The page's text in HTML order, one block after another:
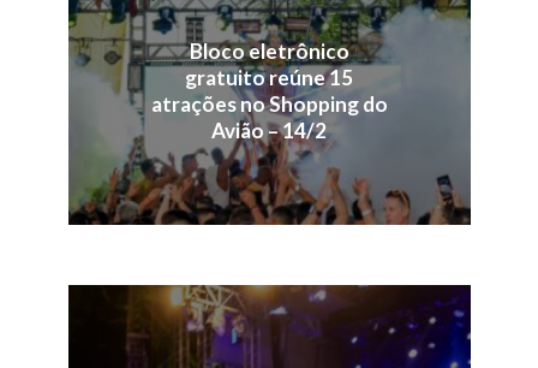
Bloco eletrônico
gratuito reúne 15
atrações no Shopping do
Avião – 14/2